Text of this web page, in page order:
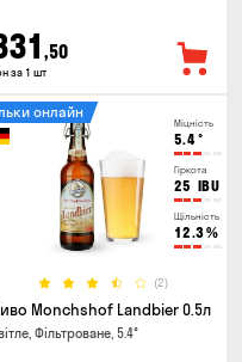
,50
за 1 шт
Міцність
5.4°
Гіркота
25 IBU
Щільність
12.3%
(2)
онлайн
Monchshof Landbier 0.5л
Фільтроване, 5.4°